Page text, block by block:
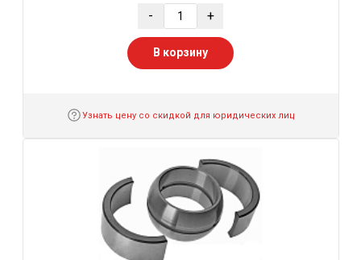
- +
В корзину
Узнать цену со скидкой для юридических лиц